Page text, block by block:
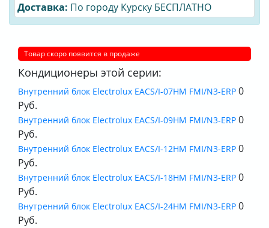
Доставка: По городу Курску БЕСПЛАТНО
Товар скоро появится в продаже
Кондиционеры этой серии:
Внутренний блок Electrolux EACS/I-07HM FMI/N3-ERP 0
Руб.
Внутренний блок Electrolux EACS/I-09HM FMI/N3-ERP 0
Руб.
Внутренний блок Electrolux EACS/I-12HM FMI/N3-ERP 0
Руб.
Внутренний блок Electrolux EACS/I-18HM FMI/N3-ERP 0
Руб.
Внутренний блок Electrolux EACS/I-24HM FMI/N3-ERP 0
Руб.